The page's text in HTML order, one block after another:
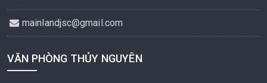
mainlandjsc@gmail.com
VĂN PHÒNG THỦY NGUYÊN